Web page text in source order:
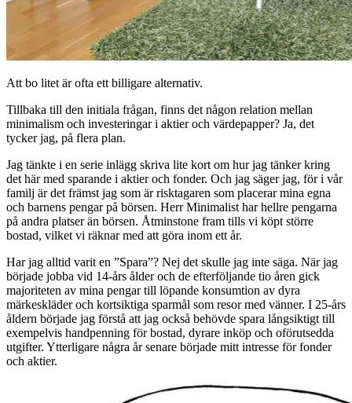
Att bo litet är ofta ett billigare alternativ.
Tillbaka till den initiala frågan, finns det någon relation mellan
minimalism och investeringar i aktier och värdepapper? Ja, det
tycker jag, på flera plan.
Jag tänkte i en serie inlägg skriva lite kort om hur jag tänker kring
det här med sparande i aktier och fonder. Och jag säger jag, för i vår
familj är det främst jag som är risktagaren som placerar mina egna
och barnens pengar på börsen. Herr Minimalist har hellre pengarna
på andra platser än börsen. Åtminstone fram tills vi köpt större
bostad, vilket vi räknar med att göra inom ett år.
Har jag alltid varit en ”Spara”? Nej det skulle jag inte säga. När jag
började jobba vid 14-års ålder och de efterföljande tio åren gick
majoriteten av mina pengar till löpande konsumtion av dyra
märkeskläder och kortsiktiga sparmål som resor med vänner. I 25-års
åldern började jag förstå att jag också behövde spara långsiktigt till
exempelvis handpenning för bostad, dyrare inköp och oförutsedda
utgifter. Ytterligare några år senare började mitt intresse för fonder
och aktier.